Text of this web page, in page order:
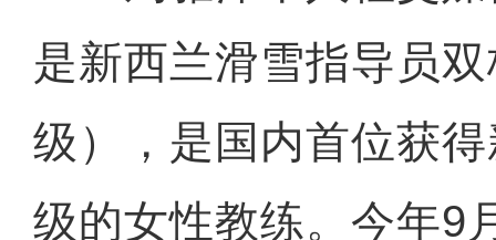
是新西兰滑雪指导员
级），是国内首位获
级的女性教练。今年9